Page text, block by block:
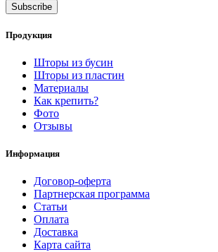
Продукция
Шторы из бусин
Шторы из пластин
Материалы
Как крепить?
Фото
Отзывы
Информация
Договор-оферта
Партнерская программа
Статьи
Оплата
Доставка
Карта сайта